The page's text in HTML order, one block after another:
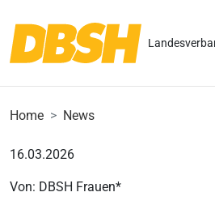
Home News
16.03.2026
Von: DBSH Frauen*